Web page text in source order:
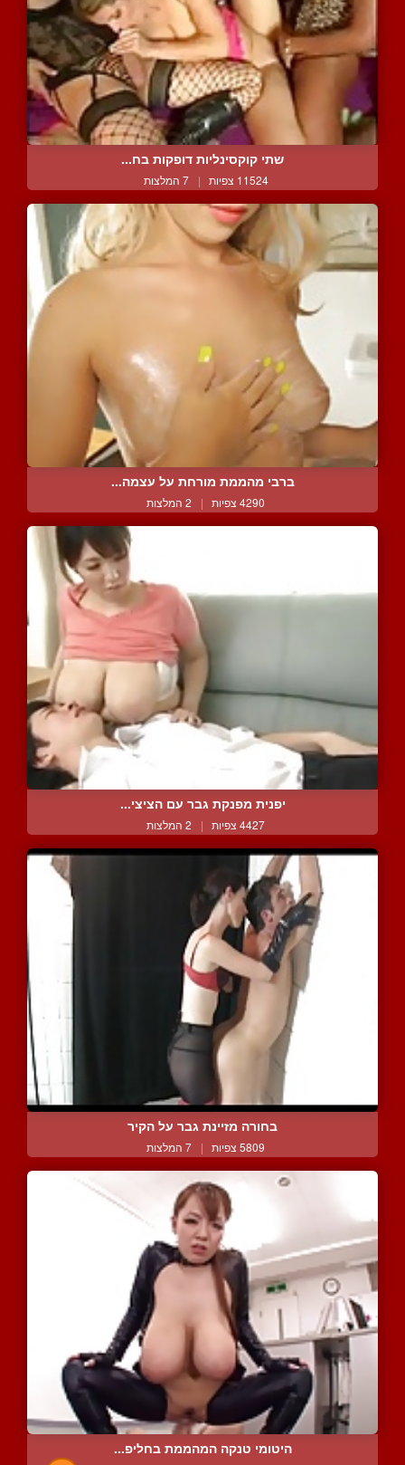
שתי קוקסינליות דופקות בח...
11524 צפיות | 7 המלצות
ברבי מהממת מורחת על עצמה...
4290 צפיות | 2 המלצות
יפנית מפנקת גבר עם הציצי...
4427 צפיות | 2 המלצות
בחורה מזיינת גבר על הקיר
5809 צפיות | 7 המלצות
היטומי טנקה המהממת בחליפ...